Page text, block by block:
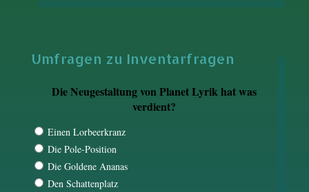
Umfragen zu Inventarfragen
Die Neugestaltung von Planet Lyrik hat was
verdient?
Einen Lorbeerkranz
Die Pole-Position
Die Goldene Ananas
Den Schattenplatz